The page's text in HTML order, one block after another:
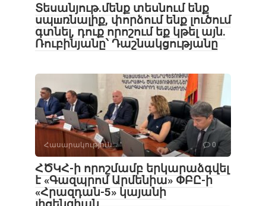
Տեսանյութ․մենք տեսնում ենք
սպшռնալիք, փորձում ենք լուծում
գտնել, դուք որոշում եք կթել այն.
Ռուբինյանը՝ Դաշնակցությանը
Հասարակություն 0
ՀԾԿՀ-ի որոշմամբ երկարաձգվել
է «Գազպրոմ Արմենիա» ՓԲԸ-ի
«Հրազդան-5» կայանի